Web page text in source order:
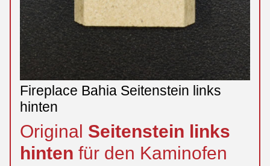
Fireplace Bahia Seitenstein links
hinten
Original Seitenstein links
hinten für den Kaminofen